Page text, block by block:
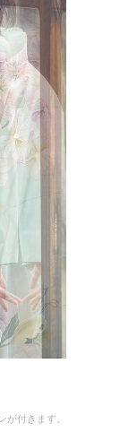
付きます。